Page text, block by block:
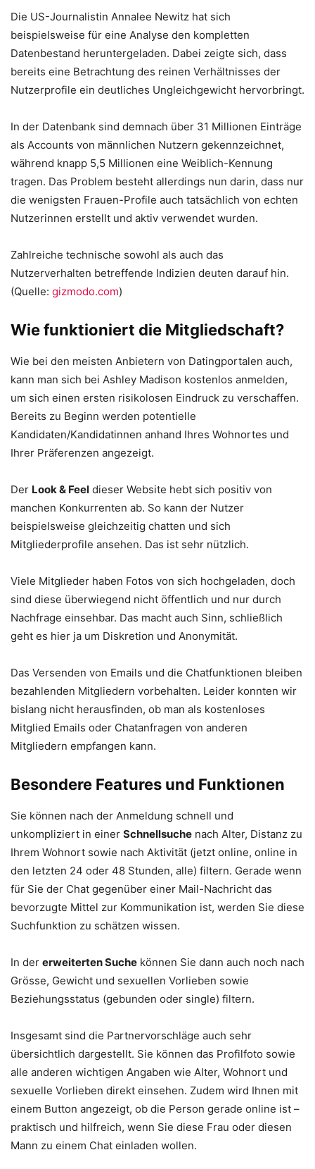
Die US-Journalistin Annalee Newitz hat sich
beispielsweise für eine Analyse den kompletten
Datenbestand heruntergeladen. Dabei zeigte sich, dass
bereits eine Betrachtung des reinen Verhältnisses der
Nutzerprofile ein deutliches Ungleichgewicht hervorbringt.
In der Datenbank sind demnach über 31 Millionen Einträge
als Accounts von männlichen Nutzern gekennzeichnet,
während knapp 5,5 Millionen eine Weiblich-Kennung
tragen. Das Problem besteht allerdings nun darin, dass nur
die wenigsten Frauen-Profile auch tatsächlich von echten
Nutzerinnen erstellt und aktiv verwendet wurden.
Zahlreiche technische sowohl als auch das
Nutzerverhalten betreffende Indizien deuten darauf hin.
(Quelle: gizmodo.com)
Wie funktioniert die Mitgliedschaft?
Wie bei den meisten Anbietern von Datingportalen auch,
kann man sich bei Ashley Madison kostenlos anmelden,
um sich einen ersten risikolosen Eindruck zu verschaffen.
Bereits zu Beginn werden potentielle
Kandidaten/Kandidatinnen anhand Ihres Wohnortes und
Ihrer Präferenzen angezeigt.
Der Look & Feel dieser Website hebt sich positiv von
manchen Konkurrenten ab. So kann der Nutzer
beispielsweise gleichzeitig chatten und sich
Mitgliederprofile ansehen. Das ist sehr nützlich.
Viele Mitglieder haben Fotos von sich hochgeladen, doch
sind diese überwiegend nicht öffentlich und nur durch
Nachfrage einsehbar. Das macht auch Sinn, schließlich
geht es hier ja um Diskretion und Anonymität.
Das Versenden von Emails und die Chatfunktionen bleiben
bezahlenden Mitgliedern vorbehalten. Leider konnten wir
bislang nicht herausfinden, ob man als kostenloses
Mitglied Emails oder Chatanfragen von anderen
Mitgliedern empfangen kann.
Besondere Features und Funktionen
Sie können nach der Anmeldung schnell und
unkompliziert in einer Schnellsuche nach Alter, Distanz zu
Ihrem Wohnort sowie nach Aktivität (jetzt online, online in
den letzten 24 oder 48 Stunden, alle) filtern. Gerade wenn
für Sie der Chat gegenüber einer Mail-Nachricht das
bevorzugte Mittel zur Kommunikation ist, werden Sie diese
Suchfunktion zu schätzen wissen.
In der erweiterten Suche können Sie dann auch noch nach
Grösse, Gewicht und sexuellen Vorlieben sowie
Beziehungsstatus (gebunden oder single) filtern.
Insgesamt sind die Partnervorschläge auch sehr
übersichtlich dargestellt. Sie können das Profilfoto sowie
alle anderen wichtigen Angaben wie Alter, Wohnort und
sexuelle Vorlieben direkt einsehen. Zudem wird Ihnen mit
einem Button angezeigt, ob die Person gerade online ist –
praktisch und hilfreich, wenn Sie diese Frau oder diesen
Mann zu einem Chat einladen wollen.